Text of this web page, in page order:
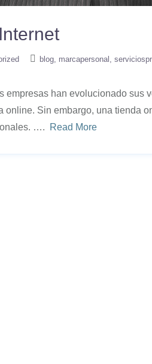
blog marcapersonal
empresas han evolucionado
Sin embargo, una tienda
….
Read More